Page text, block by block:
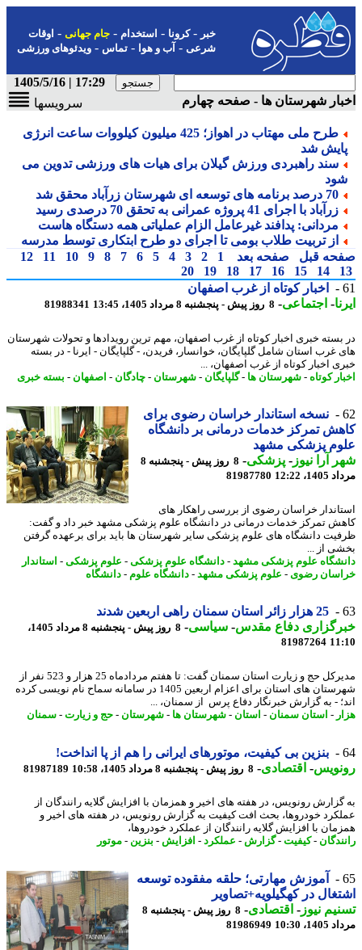
-کرونا-استخدام- جام جهانی-اوقات
شرعی-آب و هوا-تماس-ویدئوهای ورزشی
17:29 | 1405/5/16
شهرستان ها - صفحه چهارم
سرویسها
طرح ملی مهتاب در اهواز؛ 425 میلیون کیلووات ساعت انرژی
شد
سند راهبردی ورزش گیلان برای هیات های ورزشی تدوین می
70 درصد برنامه های توسعه ای شهرستان زرآباد محقق شد
زرآباد با اجرای 41 پروژه عمرانی به تحقق 70 درصدی رسید
مردانی: پدافند غیرعامل الزام عملیاتی همه دستگاه هاست
از تربیت طلاب بومی تا اجرای دو طرح ابتکاری توسط مدرسه
قبل صفحه بعد 1
2
3
4
5
6
7
8
9
10
11
12
14
15
16
17
18
19
20
اخبار کوتاه از غرب اصفهان
-اجتماعی-8 روز پیش - پنجشنبه 8 مرداد 1405، 13:45 81988341
خبری اخبار کوتاه از غرب اصفهان، مهم ترین رویدادها و تحولات شهرستان
غرب استان شامل گلپایگان، خوانسار، فریدن، - گلپایگان - ایرنا - در بسته
اخبار کوتاه از غرب اصفهان، ...
کوتاه-شهرستان ها- گلپایگان-شهرستان-چادگان-اصفهان-بسته خبری
نسخه استاندار خراسان رضوی برای
تمرکز خدمات درمانی بر دانشگاه
پزشکی مشهد
آرا نیوز-پزشکی-
8 روز پیش - پنجشنبه 8
12:22
81987780
خراسان رضوی از بررسی راهکار های
تمرکز خدمات درمانی در دانشگاه علوم پزشکی مشهد خبر داد و گفت:
دانشگاه های علوم پزشکی سایر شهرستان ها باید برای برعهده گرفتن
از ...
علوم پزشکی مشهد-دانشگاه علوم پزشکی-علوم پزشکی-استاندار
رضوی-علوم پزشکی مشهد-دانشگاه علوم-دانشگاه
25 هزار زائر استان سمنان راهی اربعین شدند
دفاع مقدس-سیاسی-
8 روز پیش - پنجشنبه 8 مرداد 1405،
81987264
مدیرکل حج و زیارت استان سمنان گفت: تا هفتم مردادماه 25 هزار و 523 نفر از
شهرستان های استان برای اعزام اربعین 1405 در سامانه سماح نام نویسی کرده
- به گزارش خبرنگار دفاع پرس از سمنان، ...
- استان سمنان-استان-شهرستان ها- شهرستان-حج و زیارت- سمنان
بنزین بی کیفیت، موتورهای ایرانی را هم از پا انداخت!
-اقتصادی-8 روز پیش - پنجشنبه 8 مرداد 1405، 10:58 81987189
رونویس، در هفته های اخیر و همزمان با افزایش گلایه رانندگان از
خودروها، بحث افت کیفیت به گزارش رونویس، در هفته های اخیر و
با افزایش گلایه رانندگان از عملکرد خودروها،
-کیفیت-گزارش -عملکرد-افزایش -بنزین- موتور
آموزش مهارتی؛ حلقه مفقوده توسعه
در کهگیلویه+تصاویر
نیوز-اقتصادی-
8 روز پیش - پنجشنبه 8
10:30
81986949